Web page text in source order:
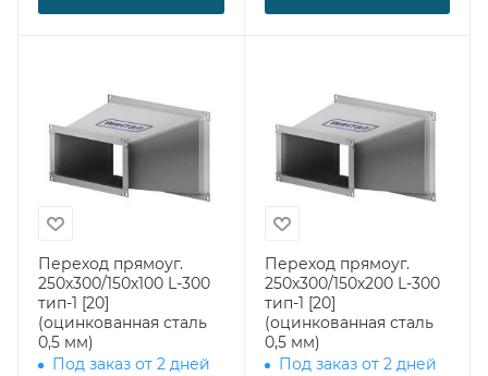
Переход прямоуг.
250х300/150х100 L-300
тип-1 [20]
(оцинкованная сталь
0,5 мм)
Под заказ от 2 дней
Переход прямоуг.
250х300/150х200 L-300
тип-1 [20]
(оцинкованная сталь
0,5 мм)
Под заказ от 2 дней